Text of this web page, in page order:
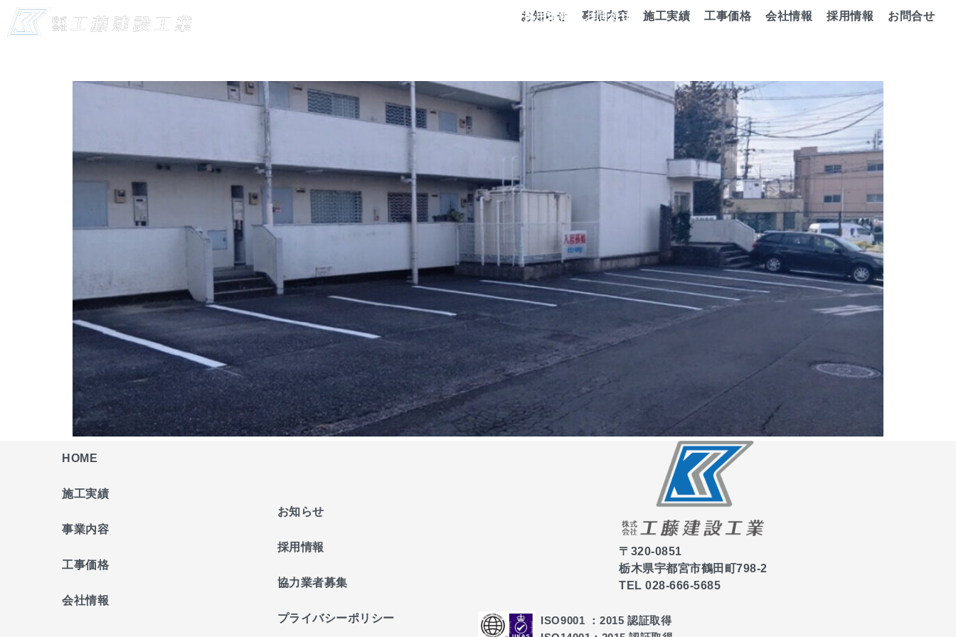
採用情報 お問合せ
お知らせ 事業内容 施工実績 工事価格 会社情報 採用情報 お問合せ
施工カテゴリー:
HOME
施工実績
事業内容
工事価格
会社情報
お知らせ
採用情報
協力業者募集
プライバシーポリシー
〒320-0851
栃木県宇都宮市鶴田町798-2
TEL 028-666-5685
ISO9001 ：2015 認証取得